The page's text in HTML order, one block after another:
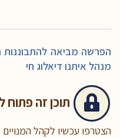
הפרשה מביאה להתבוננות
מנהל איתנו דיאלוג חי
תוכן זה פתוח
הצטרפו עכשיו לקהל